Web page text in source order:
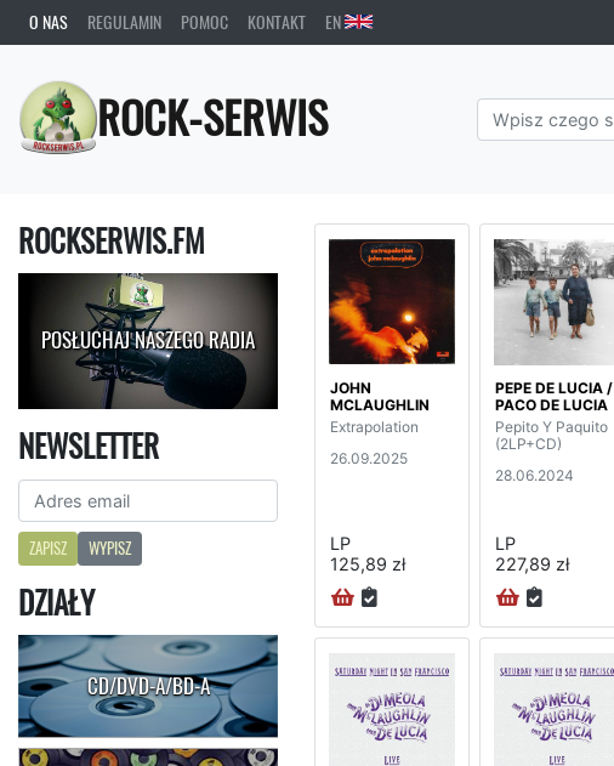
O NAS REGULAMIN POMOC KONTAKT EN
ROCK-SERWIS
ROCKSERWIS.FM
POSŁUCHAJ NASZEGO RADIA
NEWSLETTER
ZAPISZ WYPISZ
DZIAŁY
CD/DVD-A/BD-A
JOHN
MCLAUGHLIN
Extrapolation
26.09.2025
LP
125,89 zł
PEPE DE LUCIA /
PACO DE LUCIA
Pepito Y Paquito
(2LP+CD)
28.06.2024
LP
227,89 zł